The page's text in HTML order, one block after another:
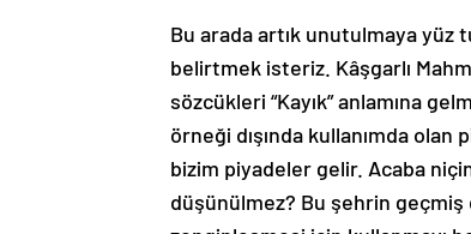
Bu arada artık unutulmaya yüz
belirtmek isteriz. Kâşgarlı
sözcükleri “Kayık” anlamına
örneği dışında kullanımda
bizim piyadeler gelir. Acaba
düşünülmez? Bu şehrin